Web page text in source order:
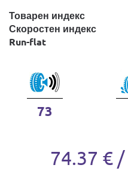
Товарен индекс
Скоростен индекс
Run-flat
73
74.37 €